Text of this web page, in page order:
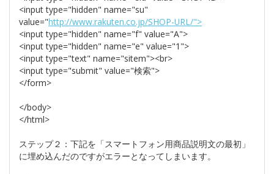
<input type="hidden" name="su"
value="http://www.rakuten.co.jp/SHOP-URL/">
<input type="hidden" name="f" value="A">
<input type="hidden" name="e" value="1">
<input type="text" name="sitem"><br>
<input type="submit" value="検索">
</form>
</body>
</html>
ステップ２：下記を「スマートフォン用商品説明文の最初」
に埋め込んだのですがエラーとなってしまいます。